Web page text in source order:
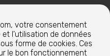
votre consentement
l'utilisation de données
forme de cookies. Ces
le bon fonctionnement